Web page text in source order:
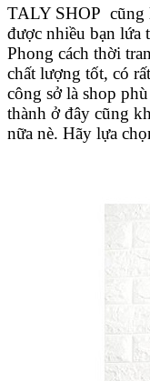
TALY SHOP cũng
được nhiều bạn lứa
Phong cách thời
chất lượng tốt, có
công sở là shop
thành ở đây cũng
nữa nè. Hãy lựa